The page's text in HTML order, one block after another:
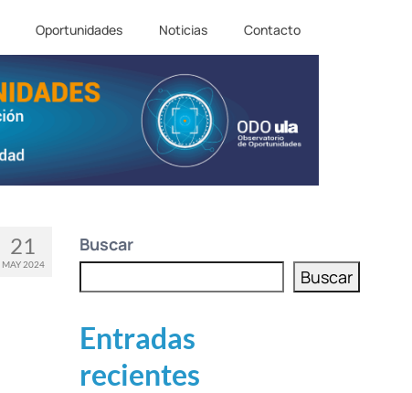
Oportunidades Noticias Contacto
21
MAY 2024
Buscar
Buscar
Entradas
recientes